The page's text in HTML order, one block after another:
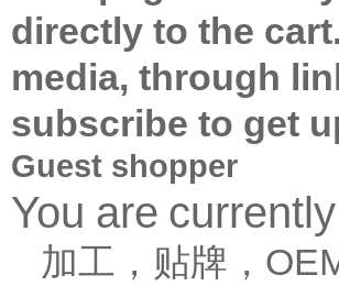
directly to the cart.
media, through
subscribe to get
Guest shopper
You are
加工，贴牌，